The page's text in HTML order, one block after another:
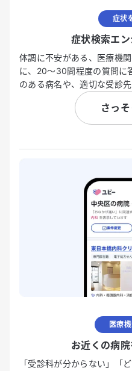
症状
症状検索エン
体調に不安がある、医療機
に、20〜30問程度の質問に
のある病名や、適切な受診
さっ
医療
お近くの病
「受診科が分からない」「